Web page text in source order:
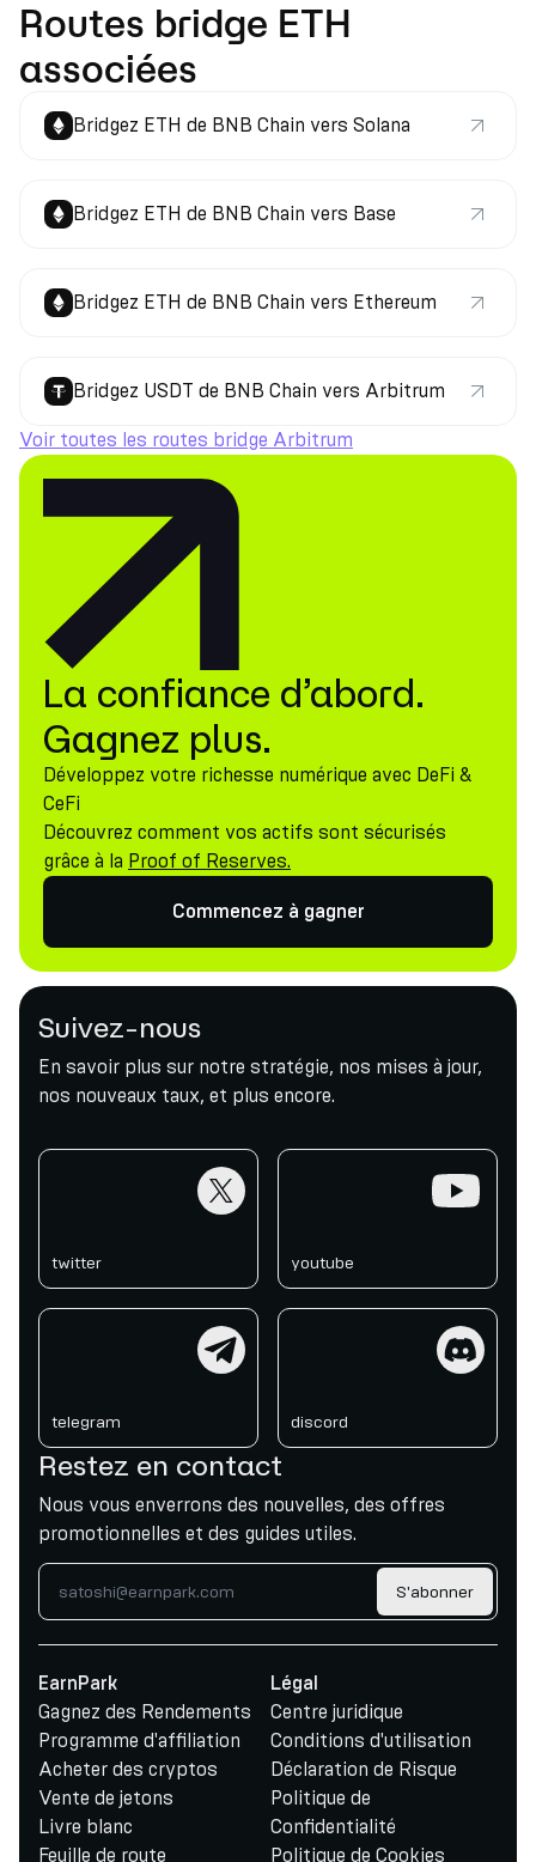
Routes bridge ETH
associées
Bridgez ETH de BNB Chain vers Solana
Bridgez ETH de BNB Chain vers Base
Bridgez ETH de BNB Chain vers Ethereum
Bridgez USDT de BNB Chain vers Arbitrum
Voir toutes les routes bridge Arbitrum
La confiance d’abord.
Gagnez plus.
Développez votre richesse numérique avec DeFi &
CeFi
Découvrez comment vos actifs sont sécurisés
grâce à la Proof of Reserves.
Commencez à gagner
Suivez-nous
En savoir plus sur notre stratégie, nos mises à jour,
nos nouveaux taux, et plus encore.
twitter youtube
telegram discord
Restez en contact
Nous vous enverrons des nouvelles, des offres
promotionnelles et des guides utiles.
S'abonner
EarnPark
Gagnez des Rendements
Programme d'affiliation
Acheter des cryptos
Vente de jetons
Livre blanc
Feuille de route
Légal
Centre juridique
Conditions d'utilisation
Déclaration de Risque
Politique de
Confidentialité
Politique de Cookies